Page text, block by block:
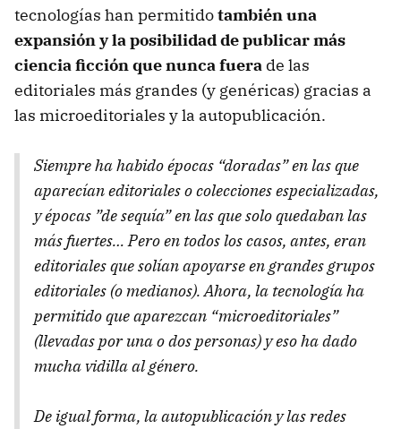
tecnologías han permitidotambién una
expansión y la posibilidad de publicar más
ciencia ficción que nunca fuera de las
editoriales más grandes (y genéricas) gracias a
las microeditoriales y la autopublicación.
Siempre ha habido épocas “doradas” en las que
aparecían editoriales o colecciones especializadas,
y épocas ”de sequía” en las que solo quedaban las
más fuertes… Pero en todos los casos, antes, eran
editoriales que solían apoyarse en grandes grupos
editoriales (o medianos). Ahora, la tecnología ha
permitido que aparezcan “microeditoriales”
(llevadas por una o dos personas) y eso ha dado
mucha vidilla al género.
De igual forma, la autopublicación y las redes